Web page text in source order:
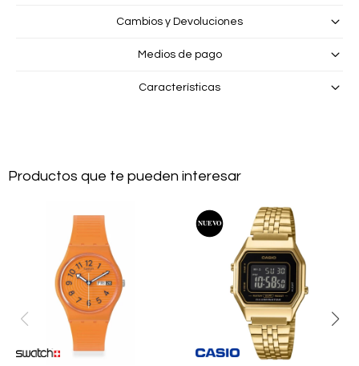
Cambios y Devoluciones
Medios de pago
Características
Productos que te pueden interesar